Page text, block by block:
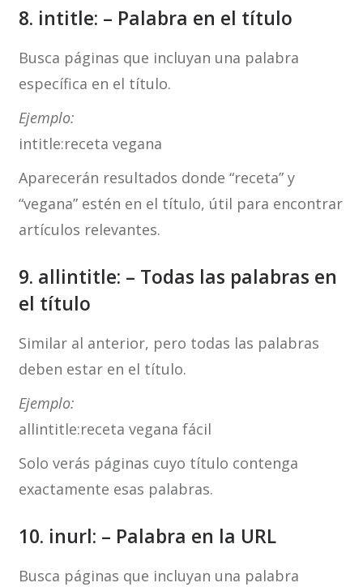
8. intitle: – Palabra en el título
Busca páginas que incluyan una palabra
específica en el título.
Ejemplo:
intitle:receta vegana
Aparecerán resultados donde “receta” y
“vegana” estén en el título, útil para encontrar
artículos relevantes.
9. allintitle: – Todas las palabras en
el título
Similar al anterior, pero todas las palabras
deben estar en el título.
Ejemplo:
allintitle:receta vegana fácil
Solo verás páginas cuyo título contenga
exactamente esas palabras.
10. inurl: – Palabra en la URL
Busca páginas que incluyan una palabra